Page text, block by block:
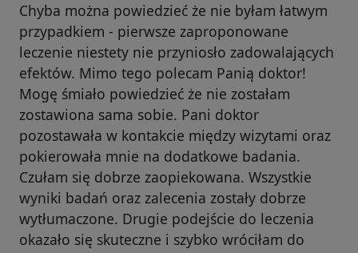
Chyba można powiedzieć że nie byłam łatwym
przypadkiem - pierwsze zaproponowane
leczenie niestety nie przyniosło zadowalających
efektów. Mimo tego polecam Panią doktor!
Mogę śmiało powiedzieć że nie zostałam
zostawiona sama sobie. Pani doktor
pozostawała w kontakcie między wizytami oraz
pokierowała mnie na dodatkowe badania.
Czułam się dobrze zaopiekowana. Wszystkie
wyniki badań oraz zalecenia zostały dobrze
wytłumaczone. Drugie podejście do leczenia
okazało się skuteczne i szybko wróciłam do